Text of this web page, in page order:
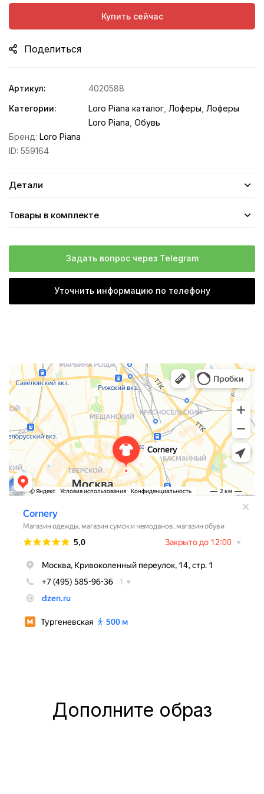
Купить сейчас
Поделиться
Артикул:
4020588
Категории:
Loro Piana каталог Лоферы Лоферы
Loro Piana Обувь
Бренд: Loro Piana
ID: 559164
Детали
Товары в комплекте
Задать вопрос через Telegram
Уточнить информацию по телефону
Дополните образ